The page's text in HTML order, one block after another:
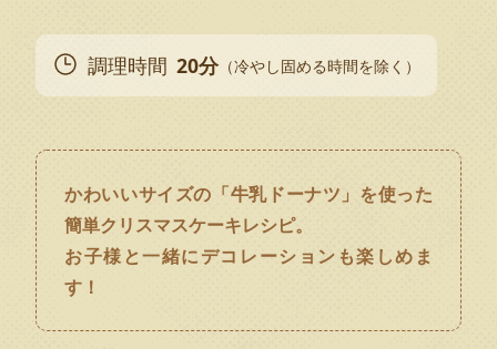
調理時間 20分（冷やし固める時間を除く）
かわいいサイズの「牛乳ドーナツ」を使った
簡単クリスマスケーキレシピ。
お子様と一緒にデコレーションも楽しめま
す！